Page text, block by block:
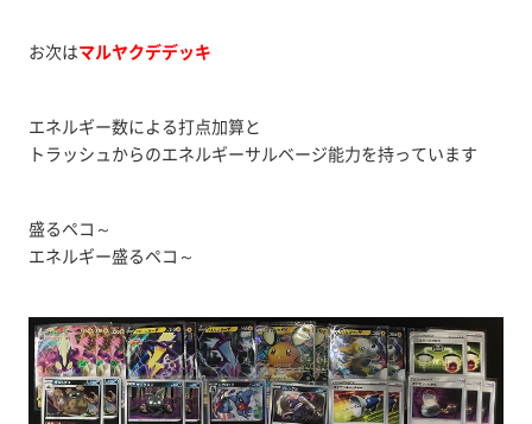
お次はマルヤクデデッキ
エネルギー数による打点加算と
トラッシュからのエネルギーサルベージ能力を持っています
盛るペコ～
エネルギー盛るペコ～